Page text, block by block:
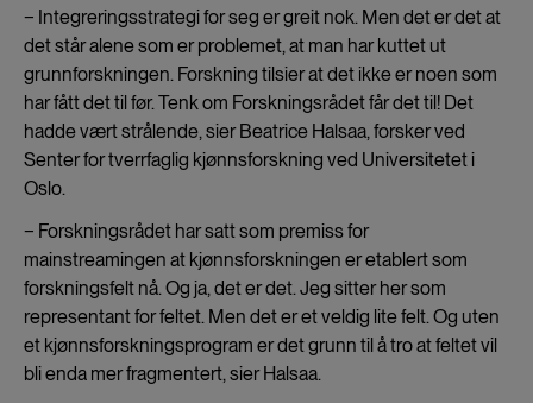
− Integreringsstrategi for seg er greit nok. Men det er det at
det står alene som er problemet, at man har kuttet ut
grunnforskningen. Forskning tilsier at det ikke er noen som
har fått det til før. Tenk om Forskningsrådet får det til! Det
hadde vært strålende, sier Beatrice Halsaa, forsker ved
Senter for tverrfaglig kjønnsforskning ved Universitetet i
Oslo.
− Forskningsrådet har satt som premiss for
mainstreamingen at kjønnsforskningen er etablert som
forskningsfelt nå. Og ja, det er det. Jeg sitter her som
representant for feltet. Men det er et veldig lite felt. Og uten
et kjønnsforskningsprogram er det grunn til å tro at feltet vil
bli enda mer fragmentert, sier Halsaa.